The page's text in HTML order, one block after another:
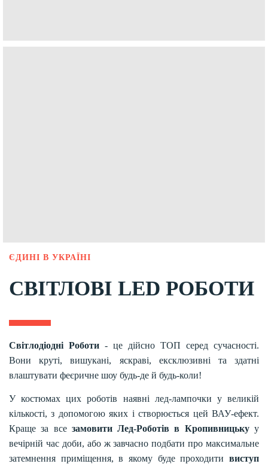
ЄДИНІ В УКРАЇНІ
СВІТЛОВІ LED РОБОТИ
Світлодіодні Роботи - це дійсно ТОП серед сучасності.
Вони круті, вишукані, яскраві, ексклюзивні та здатні
влаштувати феєричне шоу будь-де й будь-коли!
У костюмах цих роботів наявні лед-лампочки у великій
кількості, з допомогою яких і створюється цей ВАУ-ефект.
Краще за все замовити Лед-Роботів в Кропивницькуу
вечірній час доби, або ж завчасно подбати про максимальне
затемнення приміщення, в якому буде проходити виступ